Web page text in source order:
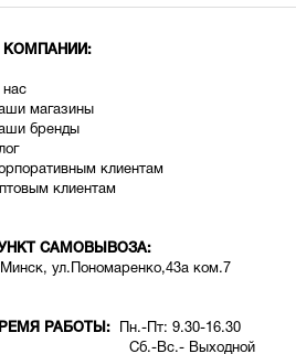
КОМПАНИИ:
магазины
бренды
клиентам
клиентам
САМОВЫВОЗА:
ул.Пономаренко,43а ком.7
РАБОТЫ: Пн.-Пт: 9.30-16.30
Вс.- Выходной